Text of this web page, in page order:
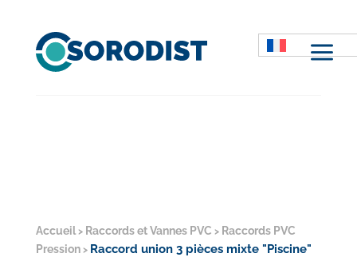
M
Accueil> Raccords et Vannes PVC > Raccords PVC
Pression> Raccord union 3 pièces mixte "Piscine"